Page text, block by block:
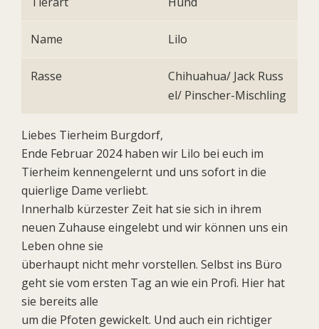
Name Lilo
Rasse
Chihuahua/ Jack Russ
el/ Pinscher-Mischling
Liebes Tierheim Burgdorf,
Ende Februar 2024 haben wir Lilo bei euch im
Tierheim kennengelernt und uns sofort in die
quierlige Dame verliebt.
Innerhalb kürzester Zeit hat sie sich in ihrem
neuen Zuhause eingelebt und wir können uns ein
Leben ohne sie
überhaupt nicht mehr vorstellen. Selbst ins Büro
geht sie vom ersten Tag an wie ein Profi. Hier hat
sie bereits alle
um die Pfoten gewickelt. Und auch ein richtiger